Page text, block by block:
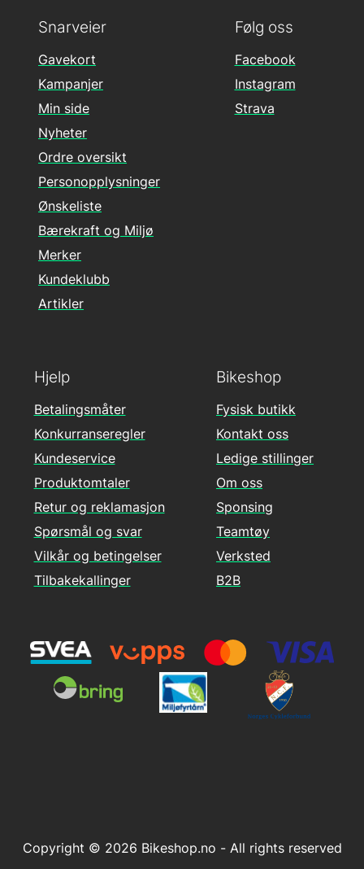
Følg oss
Facebook
Instagram
Strava
Hjelp
Betalingsmåter
Konkurranseregler
Kundeservice
Produktomtaler
Retur og reklamasjon
Spørsmål og svar
Vilkår og betingelser
Tilbakekallinger
Snarveier
Gavekort
Kampanjer
Min side
Nyheter
Ordre oversikt
Personopplysninger
Ønskeliste
Bærekraft og Miljø
Merker
Kundeklubb
Artikler
Bikeshop
Fysisk butikk
Kontakt oss
Ledige stillinger
Om oss
Sponsing
Teamtøy
Verksted
B2B
Copyright © 2026 Bikeshop.no - All rights reserved